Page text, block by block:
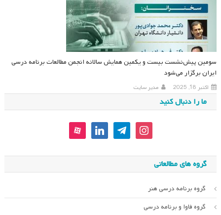
سومین پیش‌نشست بیست و یکمین همایش سالانه انجمن مطالعات برنامه درسی
ایران برگزار می‌شود
اکتبر 18, 2025 مدیر سایت
ما را دنبال کنید
instagram
telegram
linkedin
aparat
گروه های مطالعاتی
گروه برنامه درسی هنر
گروه فاوا و برنامه درسی